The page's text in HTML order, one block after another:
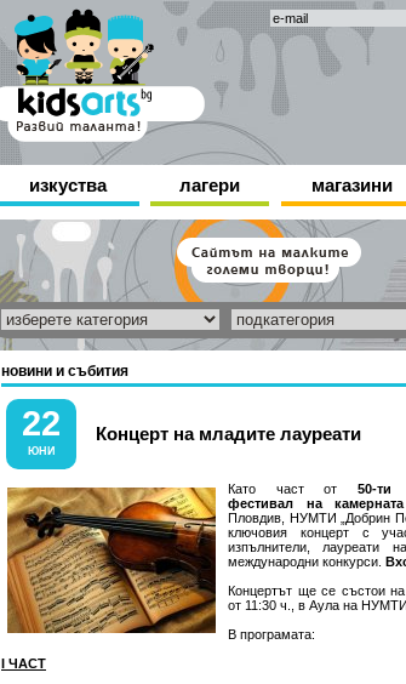
изкуства лагери магазини
новини и събития
22
ЮНИ
Концерт на младите лауреати
Като част от 50-ти
фестивал на
Пловдив, НУМТИ „Добрин
ключовия концерт с
изпълнители, лауреати
международни конкурси.
Концертът ще се състои на
от 11:30 ч., в Аула на НУМТИ.
В програмата:
І ЧАСТ